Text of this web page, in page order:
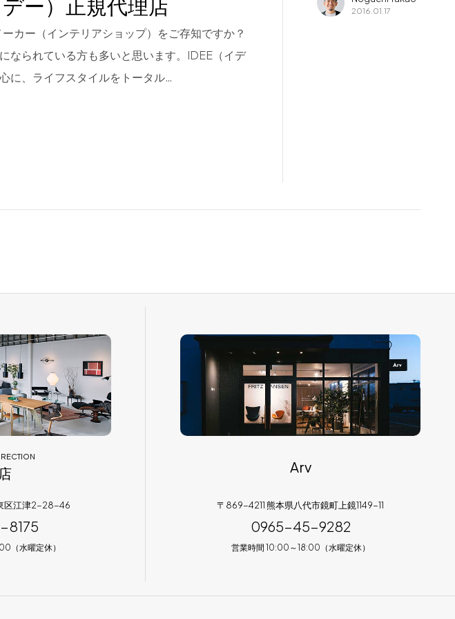
ー）正規代理店
カー（インテリアショップ）をご存知ですか？
なられている方も多いと思います。IDEE（イデ
に、ライフスタイルをトータル…
2016.01.17
区江津2-28-46
8175
（水曜定休）
Arv
〒869-4211 熊本県八代市鏡町上鏡1149-11
0965-45-9282
営業時間 10:00～18:00（水曜定休）